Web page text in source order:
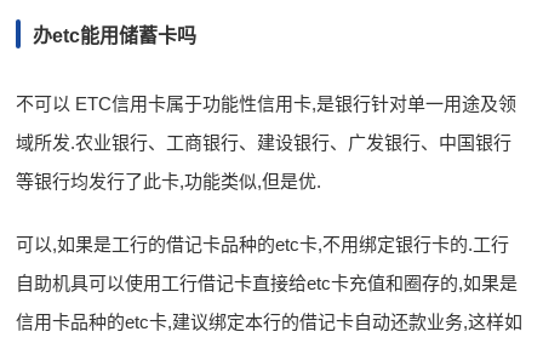
办etc能用储蓄卡吗
不可以 ETC信用卡属于功能性信用卡,是银行针对单一用途及领
域所发.农业银行、工商银行、建设银行、广发银行、中国银行
等银行均发行了此卡,功能类似,但是优.
可以,如果是工行的借记卡品种的etc卡,不用绑定银行卡的.工行
自助机具可以使用工行借记卡直接给etc卡充值和圈存的,如果是
信用卡品种的etc卡,建议绑定本行的借记卡自动还款业务,这样如